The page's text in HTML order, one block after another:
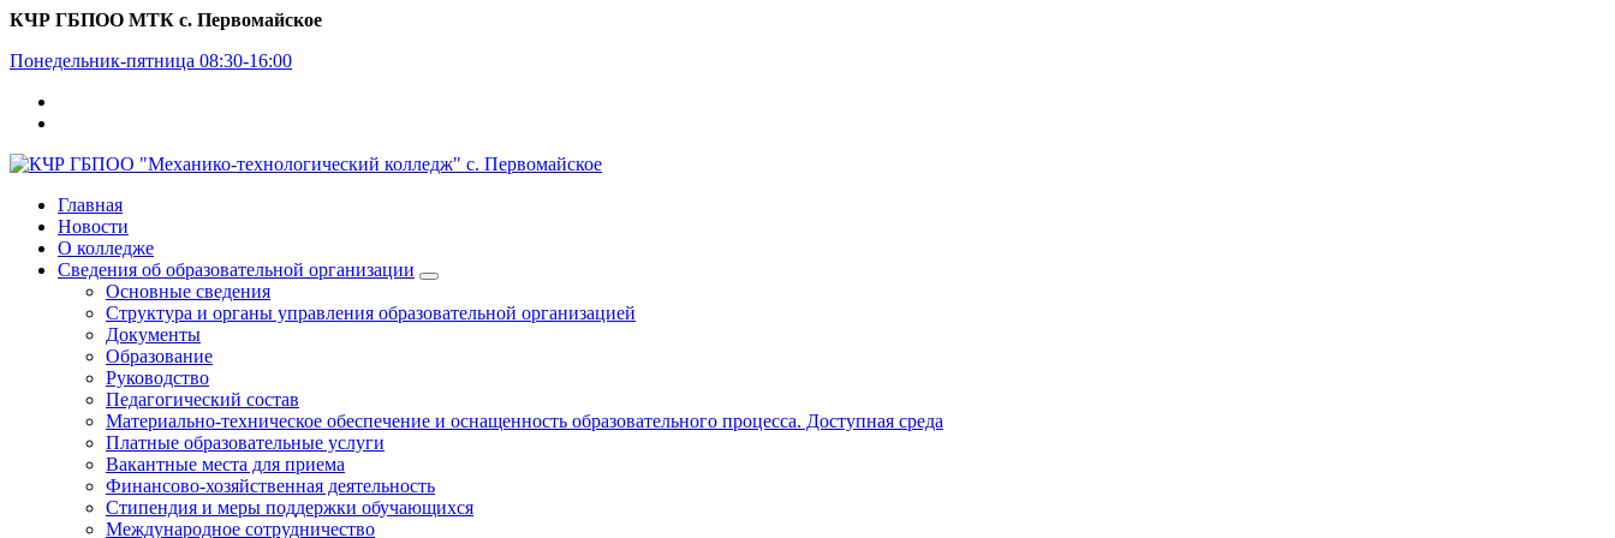
Перейти
содержимому
КЧР ГБПОО МТК с. Первомайское
Понедельник-пятница 08:30-16:00
Главная
Новости
О колледже
Сведения об образовательной организации
Основные сведения
Структура и органы управления образовательной организацией
Документы
Образование
Руководство
Педагогический состав
Материально-техническое обеспечение и оснащенность образовательного процесса. Доступная среда
Платные образовательные услуги
Вакантные места для приема
Финансово-хозяйственная деятельность
Стипендия и меры поддержки обучающихся
Международное сотрудничество